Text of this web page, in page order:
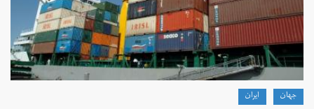
جهان ايران